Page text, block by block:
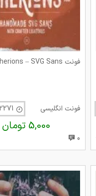
فونت Cherions – SVG Sans
فونت انگلیسی
5,000 تومان
0